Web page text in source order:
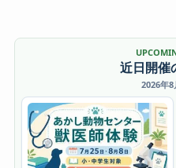
近日開催
2026年